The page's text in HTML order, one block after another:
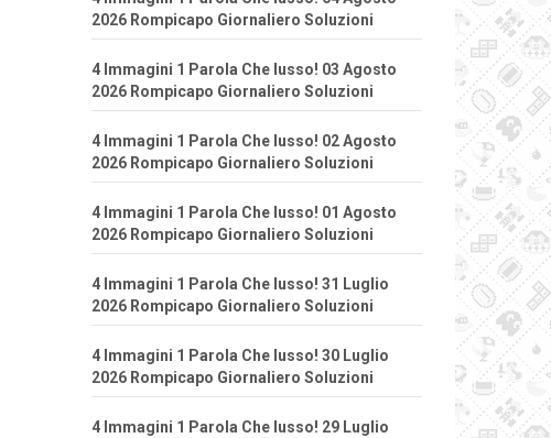
2026 Rompicapo Giornaliero Soluzioni
4 Immagini 1 Parola Che lusso! 03 Agosto
2026 Rompicapo Giornaliero Soluzioni
4 Immagini 1 Parola Che lusso! 02 Agosto
2026 Rompicapo Giornaliero Soluzioni
4 Immagini 1 Parola Che lusso! 01 Agosto
2026 Rompicapo Giornaliero Soluzioni
4 Immagini 1 Parola Che lusso! 31 Luglio
2026 Rompicapo Giornaliero Soluzioni
4 Immagini 1 Parola Che lusso! 30 Luglio
2026 Rompicapo Giornaliero Soluzioni
4 Immagini 1 Parola Che lusso! 29 Luglio